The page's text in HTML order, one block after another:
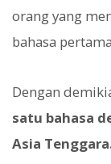
orang yang
bahasa
Dengan
satu bahasa
Asia